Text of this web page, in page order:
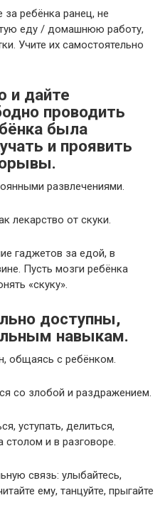
за ребёнка ранец, не
еду / домашнюю работу,
Учите их самостоятельно
и дайте
проводить
была
и проявить
развлечениями.
лекарство от скуки.
гаджетов за едой, в
Пусть мозги ребёнка
«скуку».
доступны,
навыкам.
общаясь с ребёнком.
со злобой и раздражением.
уступать, делиться,
столом и в разговоре.
связь: улыбайтесь,
ему, танцуйте, прыгайте